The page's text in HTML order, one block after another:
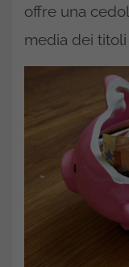
offre una
media dei